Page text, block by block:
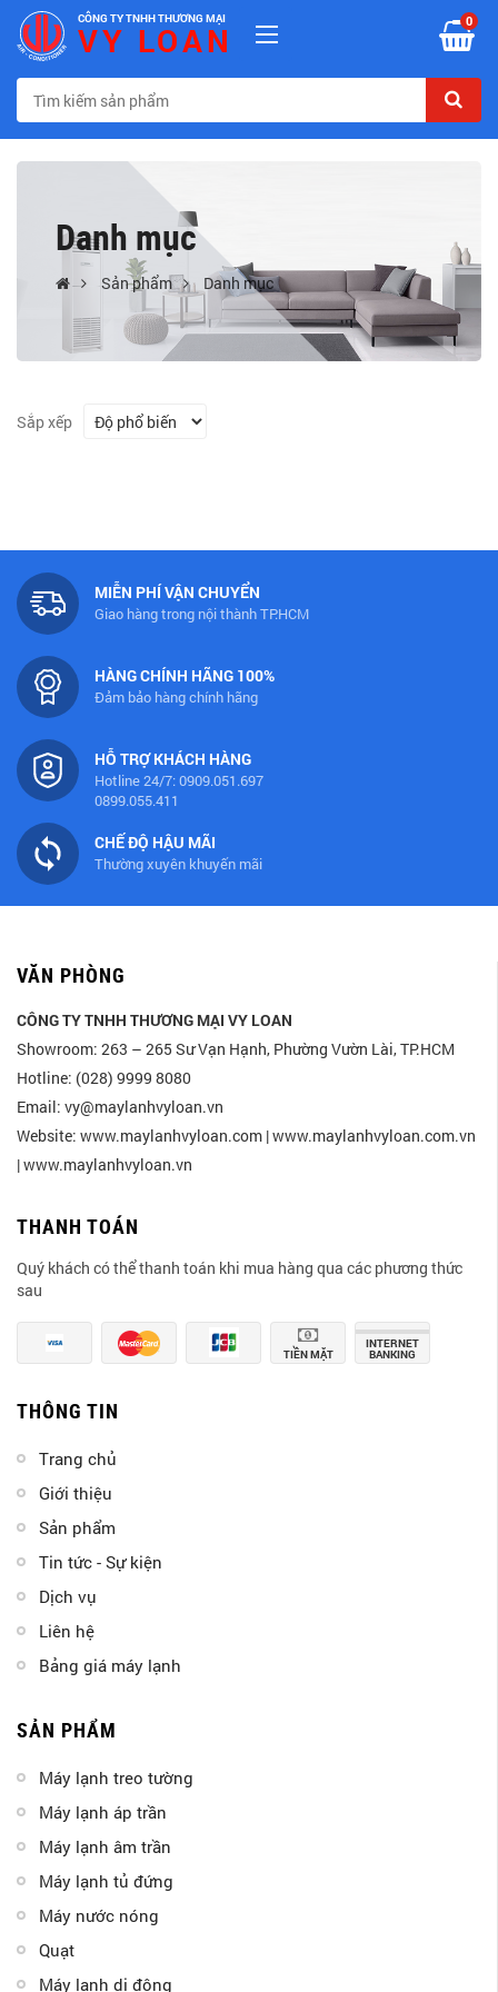
CÔNG TY TNHH THƯƠNG MẠI
VY LOAN 0
Danh mục
Sản phẩm Danh mục
Sắp xếp
MIỄN PHÍ VẬN CHUYỂN
Giao hàng trong nội thành TP.HCM
HÀNG CHÍNH HÃNG 100%
Đảm bảo hàng chính hãng
HỖ TRỢ KHÁCH HÀNG
Hotline 24/7: 0909.051.697
0899.055.411
CHẾ ĐỘ HẬU MÃI
Thường xuyên khuyến mãi
VĂN PHÒNG
CÔNG TY TNHH THƯƠNG MẠI VY LOAN
Showroom: 263 – 265 Sư Vạn Hạnh, Phường Vườn Lài, TP.HCM
Hotline: (028) 9999 8080
Email: vy@maylanhvyloan.vn
Website: www.maylanhvyloan.com | www.maylanhvyloan.com.vn
| www.maylanhvyloan.vn
THANH TOÁN
Quý khách có thể thanh toán khi mua hàng qua các phương thức
sau
TIỀN MẶT
INTERNET
BANKING
THÔNG TIN
Trang chủ
Giới thiệu
Sản phẩm
Tin tức - Sự kiện
Dịch vụ
Liên hệ
Bảng giá máy lạnh
SẢN PHẨM
Máy lạnh treo tường
Máy lạnh áp trần
Máy lạnh âm trần
Máy lạnh tủ đứng
Máy nước nóng
Quạt
Máy lạnh di động